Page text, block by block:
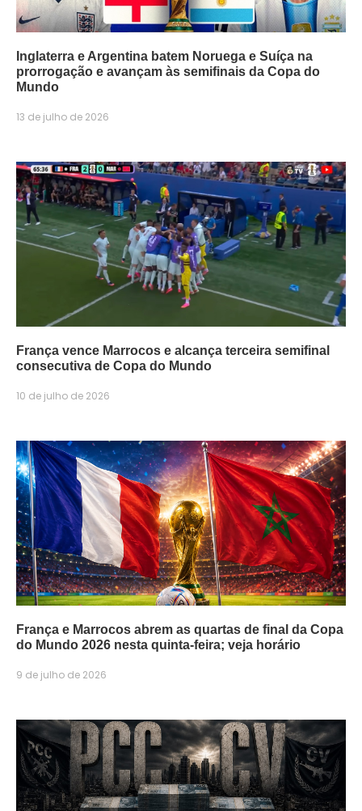
Inglaterra e Argentina batem Noruega e Suíça na
prorrogação e avançam às semifinais da Copa do
Mundo
13 de julho de 2026
França vence Marrocos e alcança terceira semifinal
consecutiva de Copa do Mundo
10 de julho de 2026
França e Marrocos abrem as quartas de final da Copa
do Mundo 2026 nesta quinta-feira; veja horário
9 de julho de 2026